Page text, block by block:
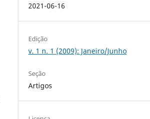
2021-06-16
Edição
v. 1 n. 1 (2009): Janeiro/Junho
Seção
Artigos